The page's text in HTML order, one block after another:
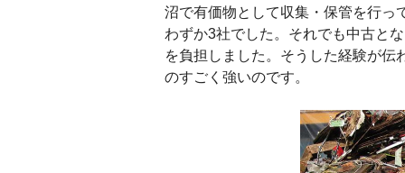
沼で有価物として収集・保管を行っ
わずか3社でした。それでも中古と
を負担しました。そうした経験が
のすごく強いのです。